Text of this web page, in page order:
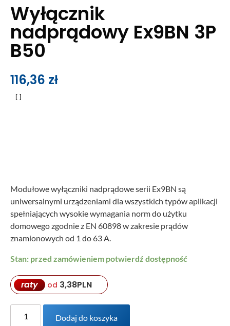
Wyłącznik
nadprądowy Ex9BN 3P
B50
116,36 zł
Modułowe wyłączniki nadprądowe serii Ex9BN są
uniwersalnymi urządzeniami dla wszystkich typów aplikacji
spełniających wysokie wymagania norm do użytku
domowego zgodnie z EN 60898 w zakresie prądów
znamionowych od 1 do 63 A.
Stan: przed zamówieniem potwierdź dostępność
raty od 3,38PLN
Dodaj do koszyka